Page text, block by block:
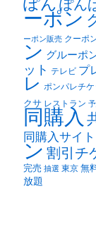
ぽん ぽん
ーポン
ーポン販売 クーポ
ン グルーポ
ット テレビ プ
レ ポンパレチケ
クサ レストラン
同購入
同購入サイト
ン 割引チ
完売 抽選 東京 無
放題